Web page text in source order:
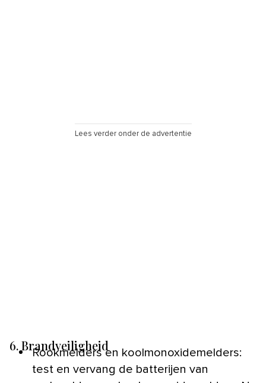
Lees verder onder de advertentie
6. Brandveiligheid
Rookmelders en koolmonoxidemelders:
test en vervang de batterijen van